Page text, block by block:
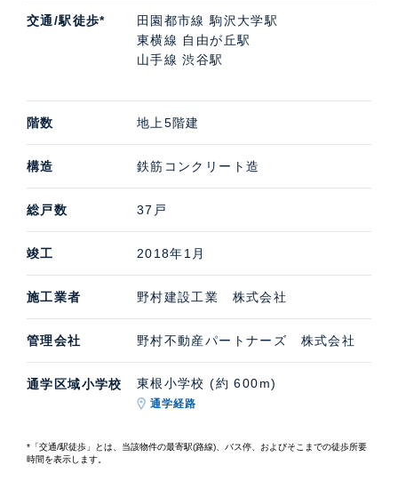
プラウド目黒東が丘の中古住宅購入・賃貸・売却査定な
どのご相談は、高級不動産の取扱いに特化したケン・コ
ーポレーションにお任せください。担当は自由が丘支店
交通/駅徒歩*
田園都市線 駒沢大学駅
東横線 自由が丘駅
山手線 渋谷駅
階数 地上5階建
構造 鉄筋コンクリート造
総戸数 37戸
竣工 2018年1月
施工業者 野村建設工業 株式会社
管理会社 野村不動産パートナーズ 株式会社
通学区域小学校 東根小学校 (約 600m)
通学経路
*「交通/駅徒歩」とは、当該物件の最寄駅(路線)、バス停、およびそこまでの徒歩所要
時間を表示します。